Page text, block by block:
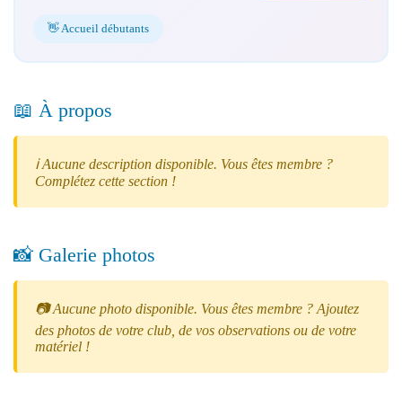
👋 Accueil débutants
📖 À propos
ℹ️ Aucune description disponible. Vous êtes membre ?
Complétez cette section !
📸 Galerie photos
📷 Aucune photo disponible. Vous êtes membre ? Ajoutez
des photos de votre club, de vos observations ou de votre
matériel !